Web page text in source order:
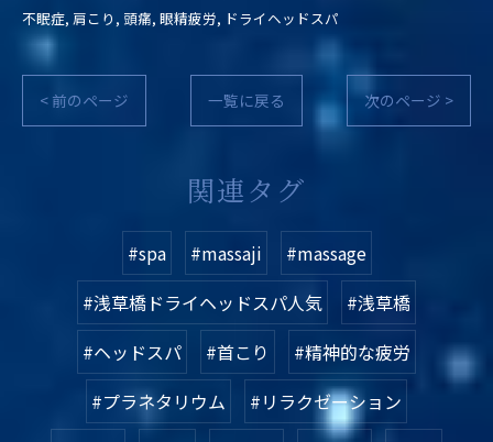
不眠症 肩こり 頭痛 眼精疲労 ドライヘッドスパ
< 前のページ 一覧に戻る 次のページ >
関連タグ
#spa #massaji
#massage
#浅草橋ドライヘッドスパ人気
#浅草橋
#ヘッドスパ
#首こり
#精神的な疲労
#プラネタリウム
#リラクゼーション